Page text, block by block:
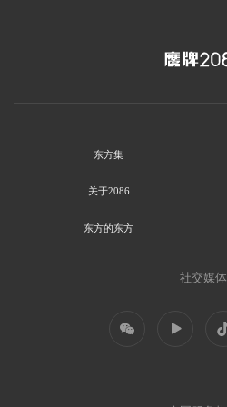
东方集
关于2086
东方的东方
社交媒体